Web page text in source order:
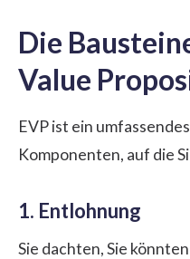
Die
Value
EVP ist ein
Komponenten, auf die
1. Entlohnung
Sie dachten, Sie